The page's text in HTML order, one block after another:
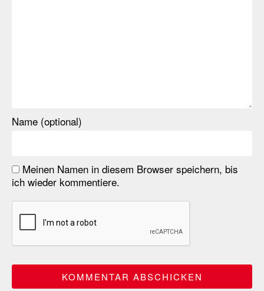
Name (optional)
Meinen Namen in diesem Browser speichern, bis
ich wieder kommentiere.